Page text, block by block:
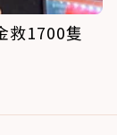
救1700隻